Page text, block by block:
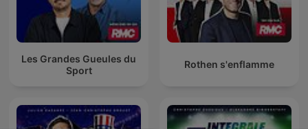
Les Grandes Gueules du
Sport
Rothen s'enflamme